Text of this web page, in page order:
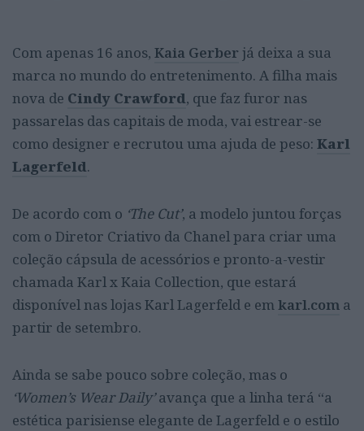
Com apenas 16 anos, Kaia Gerber já deixa a sua
marca no mundo do entretenimento. A filha mais
nova de Cindy Crawford, que faz furor nas
passarelas das capitais de moda, vai estrear-se
como designer e recrutou uma ajuda de peso: Karl
Lagerfeld.
De acordo com o ‘The Cut’, a modelo juntou forças
com o Diretor Criativo da Chanel para criar uma
coleção cápsula de acessórios e pronto-a-vestir
chamada Karl x Kaia Collection, que estará
disponível nas lojas Karl Lagerfeld e emkarl.com a
partir de setembro.
Ainda se sabe pouco sobre coleção, mas o
‘Women’s Wear Daily’avança que a linha terá “a
estética parisiense elegante de Lagerfeld e o estilo